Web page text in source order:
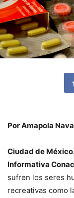
Por Amapola Nava
Ciudad de
Informativa
sufren los seres
recreativas como